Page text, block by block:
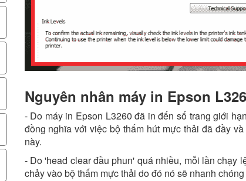
Nguyên nhân máy in Epson
- Do máy in Epson L3260 đã in đến số trang giới
đồng nghĩa với việc bộ thấm hút mực thải đã đầy
này.
- Do 'head clear đầu phun' quá nhiều, mỗi lần chạy
chảy vào bộ thấm mực thải do đó nó sẽ nhanh